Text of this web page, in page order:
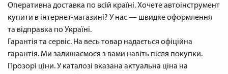
Оперативна доставка по всій країні. Хочете автоінструмент
купити в інтернет-магазині? У нас — швидке оформлення
та відправка по Україні.
Гарантія та сервіс. На весь товар надається офіційна
гарантія. Ми залишаємося з вами навіть після покупки.
Прозорі ціни. У каталозі вказана актуальна ціна на